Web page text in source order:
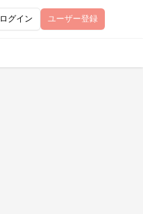
ログイン ユーザー登録